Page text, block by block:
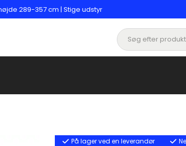
289-357 cm | Stige udstyr
På lager ved en leverandør